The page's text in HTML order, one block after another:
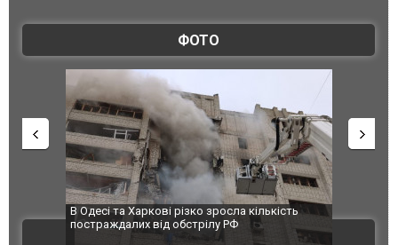
ФОТО
В Одесі та Харкові різко зросла кількість
постраждалих від обстрілу РФ
Ворог
двоє
після
ВІДЕО